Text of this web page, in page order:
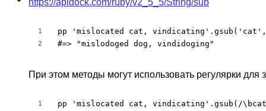
https://apidock.com/ruby/v2_5_5/String/sub
1
2
pp 'mislocated cat,
#=> "mislodoged dog, vindidoging"
При этом методы могут использовать регулярки для
1
pp 'mislocated cat, vindicating'.gsub(/